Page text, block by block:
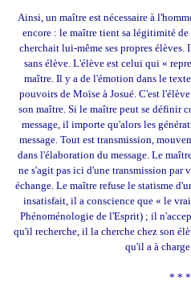
Ainsi, un maître est nécessaire à
encore : le maître tient sa légitimité
cherchait lui-même ses propres
sans élève. L'élève est celui qui «
maître. Il y a de l'émotion dans le
pouvoirs de Moïse à Josué. C'est
son maître. Si le maître peut se définir
message, il importe qu'alors les
message. Tout est transmission,
dans l'élaboration du message. Le
ne s'agit pas ici d'une transmission par
échange. Le maître refuse le statisme
insatisfait, il a conscience que « le
Phénoménologie de l'Esprit) ; il
qu'il recherche, il la cherche chez son
qu'il a à
* * *